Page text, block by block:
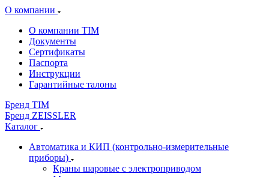
О компании
О компании TIM
Документы
Сертификаты
Паспорта
Инструкции
Гарантийные талоны
Бренд TIM
Бренд ZEISSLER
Каталог
Автоматика и КИП (контрольно-измерительные
приборы)
Краны шаровые с электроприводом